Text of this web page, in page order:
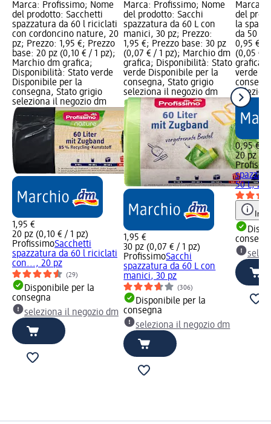
Marca: Profissimo; Nome
del prodotto: Sacchetti
spazzatura da 60 l riciclati
con cordoncino nature, 20
pz; Prezzo: 1,95 €; Prezzo
base: 20 pz (0,10 € / 1 pz);
Marchio dm grafica;
Disponibilità: Stato verde
Disponibile per la
consegna, Stato grigio
seleziona il negozio dm
1,95 €
20 pz (0,10 € / 1 pz)
ProfissimoSacchetti
spazzatura da 60 l riciclati
con..., 20 pz
(29)
Disponibile per la
consegna
seleziona il negozio dm
Marca: Profissimo; Nome
del prodotto: Sacchi
spazzatura da 60 L con
manici, 30 pz; Prezzo:
1,95 €; Prezzo base: 30 pz
(0,07 € / 1 pz); Marchio dm
grafica; Disponibilità: Stato
verde Disponibile per la
consegna, Stato grigio
seleziona il negozio dm
1,95 €
30 pz (0,07 € / 1 pz)
ProfissimoSacchi
spazzatura da 60 L con
manici, 30 pz
(306)
Disponibile per la
consegna
seleziona il negozio dm
Marca:
del
la
da 50 L,
0,95 €;
(0,05 € /
grafica;
verde
0,95 €
20 pz
50 L, 20